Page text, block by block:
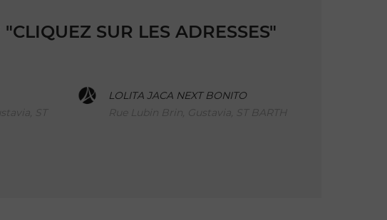
SUR LES ADRESSES"
ST
LOLITA JACA NEXT BONITO
Rue Lubin Brin, Gustavia, ST BARTH